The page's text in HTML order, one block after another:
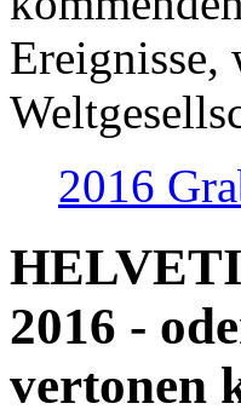
2016
2016 -
vertonen